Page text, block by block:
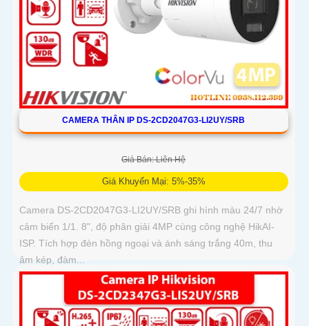
CAMERA THÂN IP DS-2CD2047G3-LI2UY/SRB
Giá Bán: Liên Hệ
Giá Khuyến Mại: 5%-35%
Camera DS-2CD2047G3-LI2UY/SRB ghi hình màu 24/7 nhờ
cảm biến 1/1. 8", độ phân giải 4MP cùng công nghệ HikAI-
ISP. Tích hợp đèn hồng ngoại và ánh sáng trắng 40m, thu
âm kép, đàm...